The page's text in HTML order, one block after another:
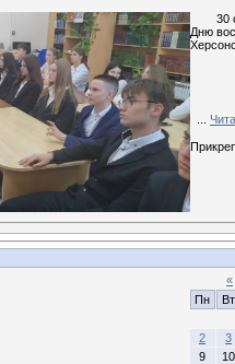
30
Дню
«
Пн
Вт
2
3
9
10